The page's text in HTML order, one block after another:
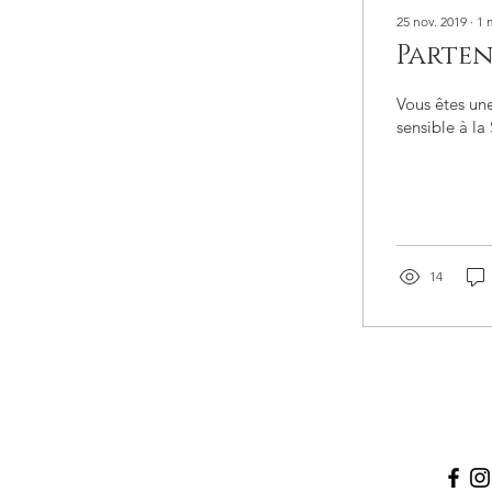
25 nov. 2019 ∙ 1
Vous êtes
sensible à la
14